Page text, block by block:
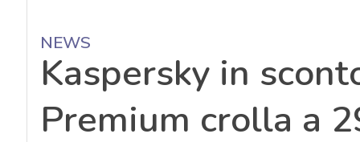
NEWS
Kaspersky in
Premium crolla a